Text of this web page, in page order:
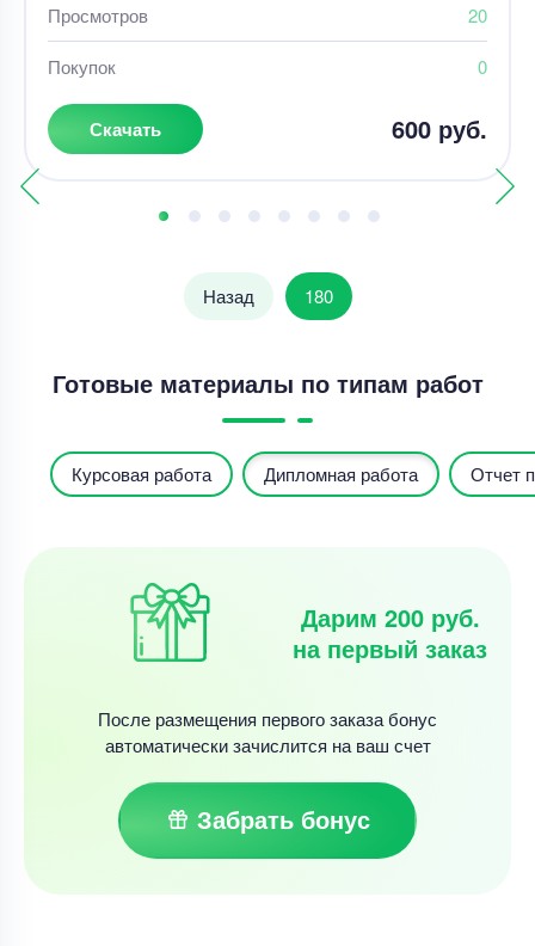
Просмотров 20
Покупок 0
Скачать 600 руб.
Назад 180
Готовые материалы по типам работ
Курсовая работа Дипломная работа Отчет
Дарим 200 руб.
на первый заказ
После размещения первого заказа бонус
автоматически зачислится на ваш счет
Забрать бонус